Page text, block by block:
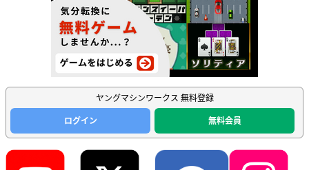
ヤングマシンワークス 無料登録
ログイン
無料会員